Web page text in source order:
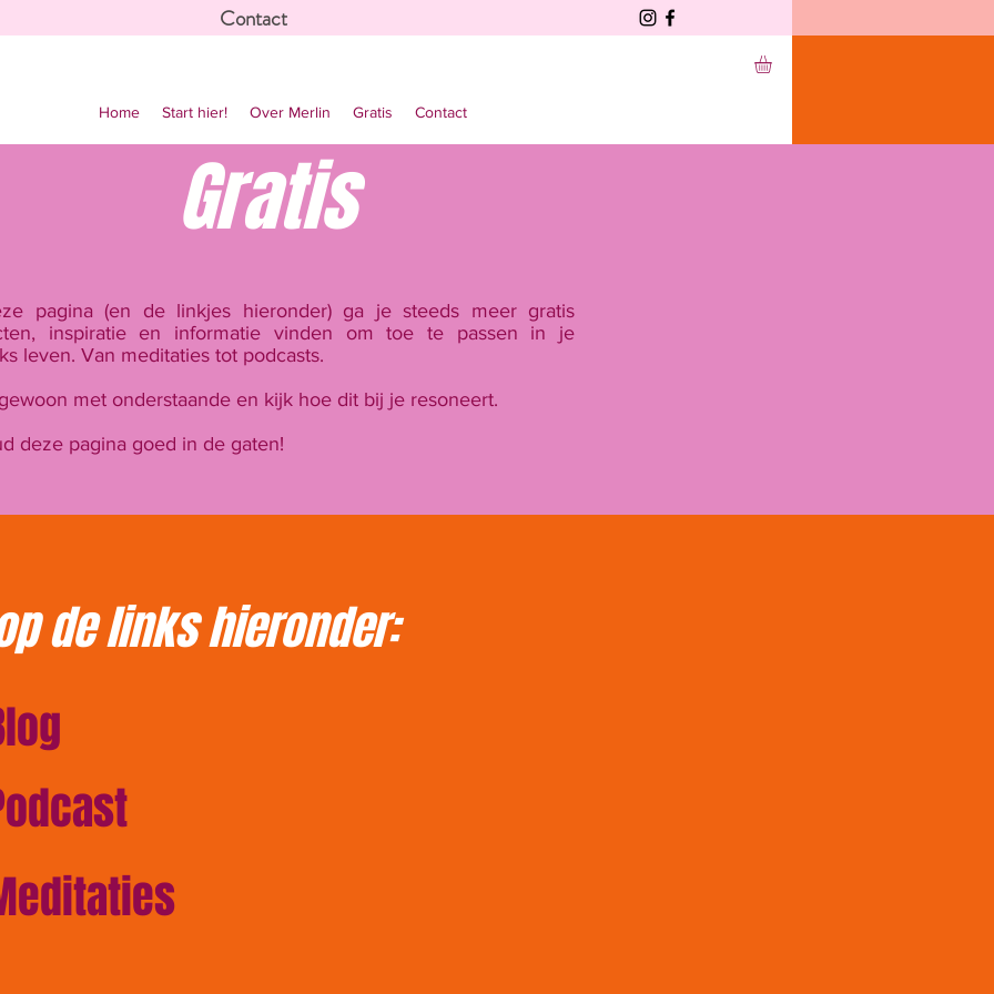
Contact
Home Start hier! Over Merlin Gratis Contact
Gratis
pagina (en de linkjes hieronder) ga je steeds meer gratis
inspiratie en informatie vinden om toe te passen in je
leven. Van meditaties tot podcasts.
met onderstaande en kijk hoe dit bij je resoneert.
deze pagina goed in de gaten!
de links hieronder: